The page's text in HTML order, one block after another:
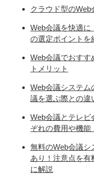
クラウド型の
Web会議を快適に
の選定ポイントを
Web会議でおすす
トメリット
Web会議システム
議を選ぶ際との違
Web会議とテレビ
ぞれの費用や機能
無料のWeb会議シ
あり！注意点を有
に解説